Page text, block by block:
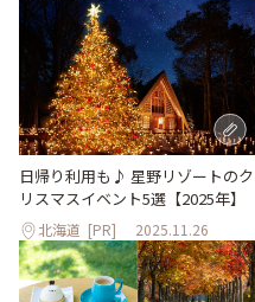
日帰り利用も♪ 星野リゾートのク
リスマスイベント5選【2025年】
北海道 [PR] 2025.11.26